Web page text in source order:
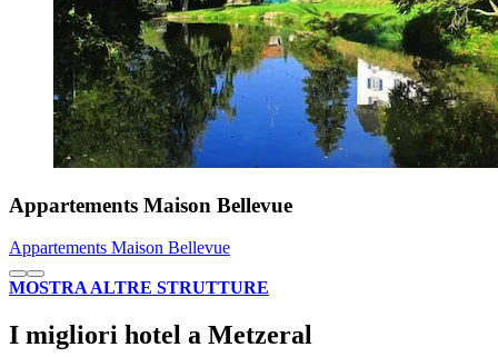
Appartements Maison Bellevue
Appartements Maison Bellevue
MOSTRA ALTRE STRUTTURE
I migliori hotel a Metzeral